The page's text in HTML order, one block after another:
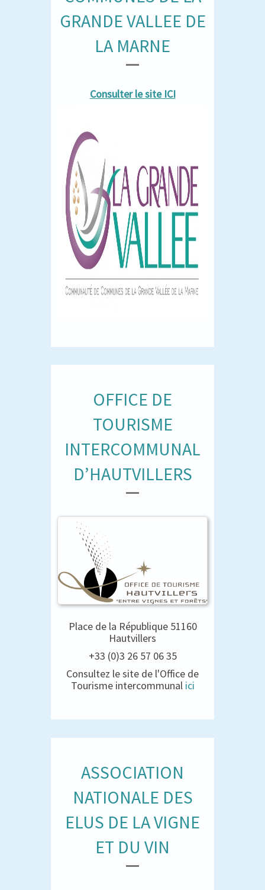
GRANDE VALLEE DE
LA MARNE
Consulter le site ICI
OFFICE DE
TOURISME
INTERCOMMUNAL
D’HAUTVILLERS
Place de la République 51160
Hautvillers
+33 (0)3 26 57 06 35
Consultez le site de l'Office de
Tourisme intercommunal ici
ASSOCIATION
NATIONALE DES
ELUS DE LA VIGNE
ET DU VIN